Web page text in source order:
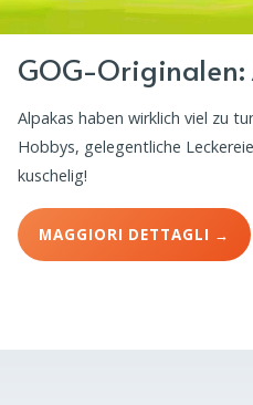
GOG-Originalen:
Alpakas haben wirklich viel zu
Hobbys, gelegentliche
kuschelig!
MAGGIORI DETTAGLI →